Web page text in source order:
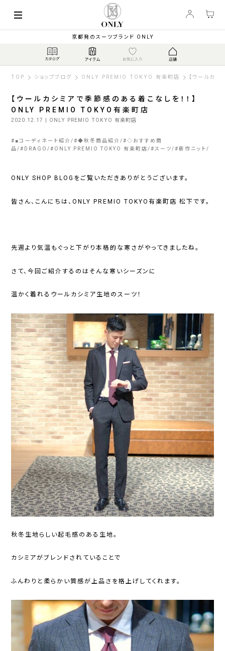
京都発のスーツブランド ONLY
TOP ショップブログ ONLY PREMIO TOKYO 有楽町店 【ウールカ
【ウールカシミアで季節感のある着こなしを！！】
ONLY PREMIO TOKYO有楽町店
2020.12.17 | ONLY PREMIO TOKYO 有楽町店
# ■コーディネート紹介 #◆秋冬商品紹介 #◇おすすめ商
品 # DRAGO # ONLY PREMIO TOKYO 有楽町店 # スーツ #新作ニット
ONLY SHOP BLOGをご覧いただきありがとうございます。
皆さん、こんにちは、ONLY PREMIO TOKYO有楽町店 松下です。
先週より気温もぐっと下がり本格的な寒さがやってきましたね。
さて、今回ご紹介するのはそんな寒いシーズンに
温かく着れるウールカシミア生地のスーツ！
秋冬生地らしい起毛感のある生地。
カシミアがブレンドされていることで
ふんわりと柔らかい質感が上品さを格上げしてくれます。